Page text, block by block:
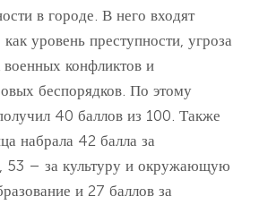
в городе. В него входят
как уровень преступности, угроза
конфликтов и
беспорядков. По этому
40 баллов из 100. Также
набрала 42 балла за
53 – за культуру и окружающую
и 27 баллов за